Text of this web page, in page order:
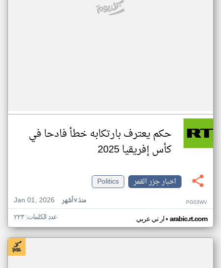
حكم يعترف بارتكابه خطأ فادحا في
كأس إفريقيا 2025
اخبار جزر القمر
Politics
Jan 01, 2026
منذ ٧ أشهر PG03WV
ار تي عربي• arabic.rt.com عدد الكلمات: ٢٢٣